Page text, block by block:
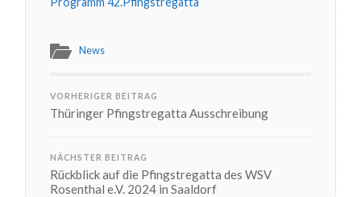
News
VORHERIGER BEITRAG
Thüringer Pfingstregatta Ausschreibung
NÄCHSTER BEITRAG
Rückblick auf die Pfingstregatta des WSV
Rosenthal e.V. 2024 in Saaldorf